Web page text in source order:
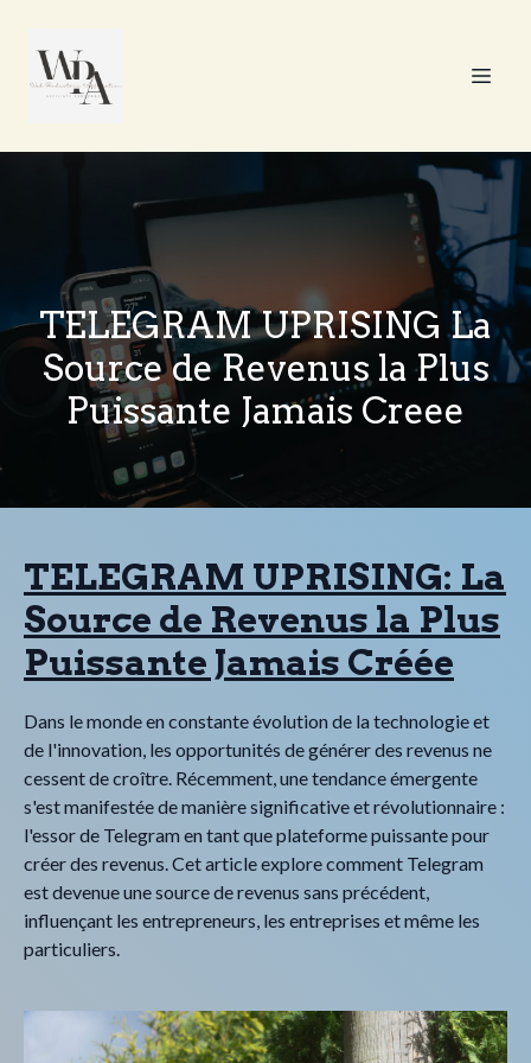
TELEGRAM UPRISING La
Source de Revenus la Plus
Puissante Jamais Creee
TELEGRAM UPRISING: La
Source de Revenus la Plus
Puissante Jamais Créée
Dans le monde en constante évolution de la technologie et
de l'innovation, les opportunités de générer des revenus ne
cessent de croître. Récemment, une tendance émergente
s'est manifestée de manière significative et révolutionnaire :
l'essor de Telegram en tant que plateforme puissante pour
créer des revenus. Cet article explore comment Telegram
est devenue une source de revenus sans précédent,
influençant les entrepreneurs, les entreprises et même les
particuliers.